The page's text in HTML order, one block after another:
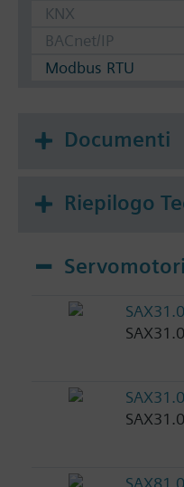
KNX
BACnet/IP
Modbus RTU
Documenti
Riepilogo